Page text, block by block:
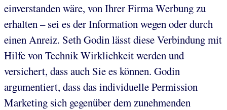
einverstanden wäre, von Ihrer Firma Werbung zu
erhalten – sei es der Information wegen oder durch
einen Anreiz. Seth Godin lässt diese Verbindung mit
Hilfe von Technik Wirklichkeit werden und
versichert, dass auch Sie es können. Godin
argumentiert, dass das individuelle Permission
Marketing sich gegenüber dem zunehmenden